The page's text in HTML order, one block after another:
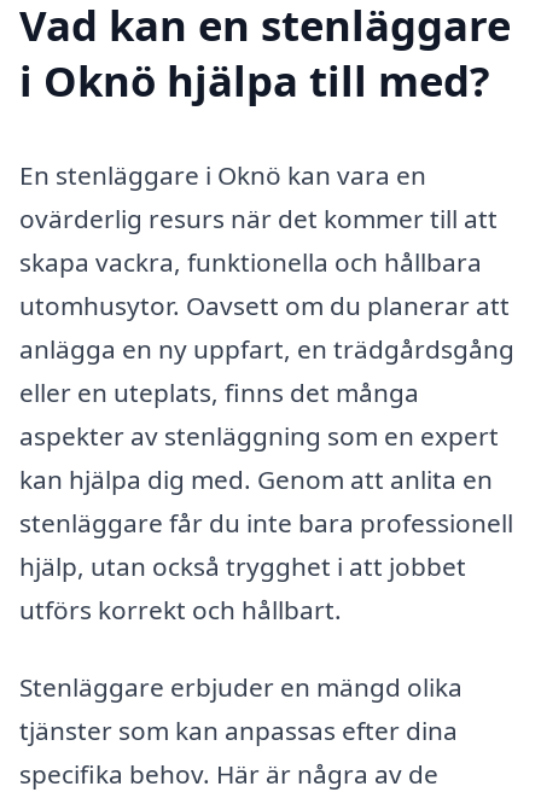
Vad kan en stenläggare
i Oknö hjälpa till med?
En stenläggare i Oknö kan vara en
ovärderlig resurs när det kommer till att
skapa vackra, funktionella och hållbara
utomhusytor. Oavsett om du planerar att
anlägga en ny uppfart, en trädgårdsgång
eller en uteplats, finns det många
aspekter av stenläggning som en expert
kan hjälpa dig med. Genom att anlita en
stenläggare får du inte bara professionell
hjälp, utan också trygghet i att jobbet
utförs korrekt och hållbart.
Stenläggare erbjuder en mängd olika
tjänster som kan anpassas efter dina
specifika behov. Här är några av de